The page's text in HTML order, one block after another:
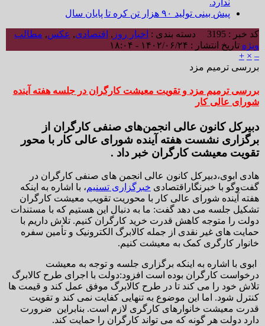
ندارد.
پیش بینی تولید ۹۰ هزار تن کره تا پایان سال
کد خبر : 3195 دسته بندی : اخبار روز , اقتصادی, عکس, مطالب
ویژه تاریخ انتشار : ۱۴۰۲/۰۶/۲۴ - ۱۸:۰۴
–
×
+
بررسی ترمیم مزد
بررسی ترمیم مزد و تقویت معیشت کارگران در جلسه هفته آینده
شورای عالی کار
دبیرکل کانون عالی انجمن‌های صنفی کارگران از
برگزاری نشست هفته آینده شورای عالی کار با محور
تقویت معیشت کارگران خبر داد .
هادی ابوی،دبیرکل کانون عالی انجمن های صنفی کارگران در
گفت‌وگو با خبرنگاراقتصادی خبرگزاری تسنیم، با اشاره به اینکه
هفته آینده شورای عالی کار با محوریت تقویب معیشت کارگران
تشکیل جلسه می دهد گفت: ما به دنبال این هستیم که با مستندات
دولت را متوجه کاهش قدرت خرید کارگران کنیم. تلاش داریم با
حمایت های غیر نقدی از جمله کالابرگ الکترونیک و تأمین سفره
خانوار کارگری کمک به معیشت کنیم.
ابوی با اشاره به اینکه برگزاری جلسه و توجه به معیشت
درخواست کارگران بوده است افزود:دولت با اجرای طرح کالابرگ
تلاش خود را می کند تا در طرح کالابرگ موفق عمل کند و قیمت ها
کنترل شود. اما این موضوع به تنهایی کفایت نمی کند و تقویت
قدرت معیشت خانوارهای کارگری لازم است. بنابراین ضرورت
دارد دولت هر گونه که می تواند کارگران را حمایت کند.